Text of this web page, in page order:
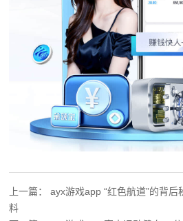
上一篇：ayx游戏app “红色航道”的背
料